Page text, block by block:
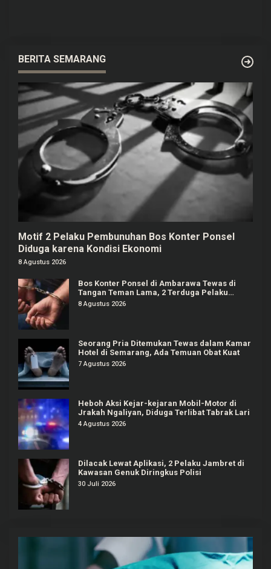
BERITA SEMARANG
Motif 2 Pelaku Pembunuhan Bos Konter Ponsel
Diduga karena Kondisi Ekonomi
8 Agustus 2026
Bos Konter Ponsel di Ambarawa Tewas di
Tangan Teman Lama, 2 Terduga Pelaku
Ditangkap
8 Agustus 2026
Seorang Pria Ditemukan Tewas dalam Kamar
Hotel di Semarang, Ada Temuan Obat Kuat
7 Agustus 2026
Heboh Aksi Kejar-kejaran Mobil-Motor di
Jrakah Ngaliyan, Diduga Terlibat Tabrak Lari
4 Agustus 2026
Dilacak Lewat Aplikasi, 2 Pelaku Jambret di
Kawasan Genuk Diringkus Polisi
30 Juli 2026